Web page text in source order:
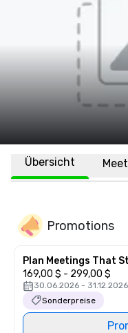
Übersicht
Promotions
Plan Meetings That
169,00 $ - 299,00 $
30.06.2026 - 31.12.2026
Sonderpreise